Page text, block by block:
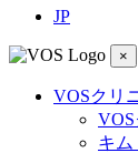
JP
×
VOSクリ
キム